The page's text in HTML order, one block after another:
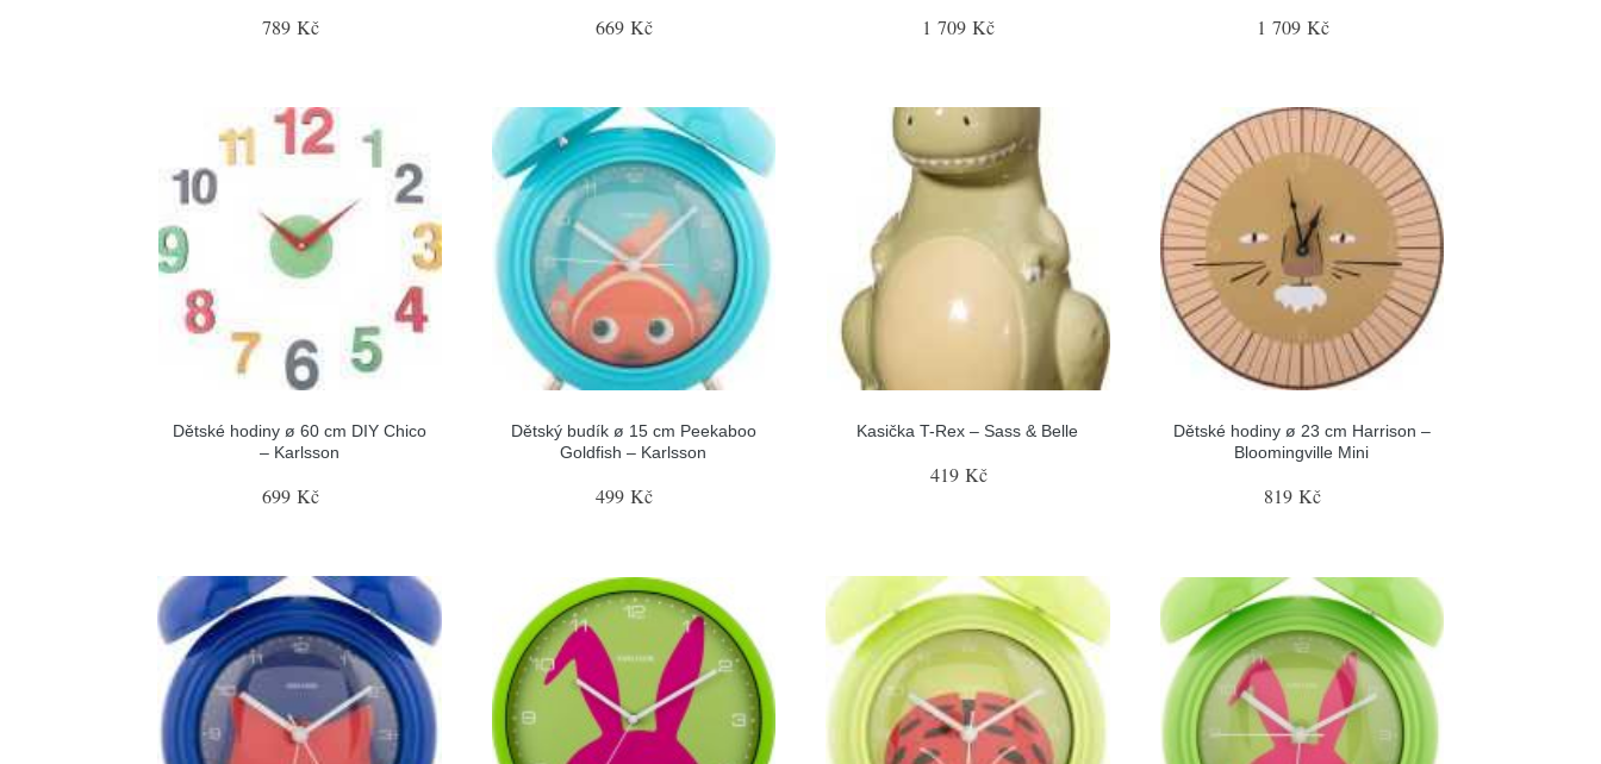
789 Kč 669 Kč 1 709 Kč 1 709 Kč
Dětské hodiny ø 60 cm DIY Chico
– Karlsson
699 Kč
Dětský budík ø 15 cm Peekaboo
Goldfish – Karlsson
499 Kč
Kasička T-Rex – Sass & Belle
419 Kč
Dětské hodiny ø 23 cm Harrison –
Bloomingville Mini
819 Kč